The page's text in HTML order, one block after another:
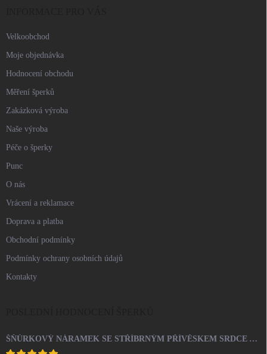
Velkoobchod
Moje objednávka
Hodnocení obchodu
Měření šperků
Zakázková výroba
Naše výroba
Péče o šperky
Punc
O nás
Vrácení a reklamace
Doprava a platba
Obchodní podmínky
Podmínky ochrany osobních údajů
Kontakty
ŠŇŮRKOVÝ NÁRAMEK SE STŘÍBRNÝM PŘÍVĚSKEM SRDCE A KRYSTALY SWAROVSKI CRYSTAL (STŘÍBRO 925/1000)